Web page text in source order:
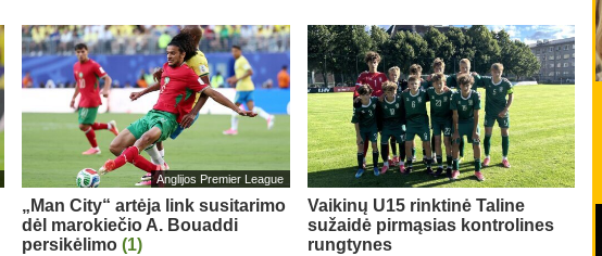
Anglijos Premier League
„Man City“ artėja link susitarimo
dėl marokiečio A. Bouaddi
persikėlimo(1)
Vaikinų U15 rinktinė Taline
sužaidė pirmąsias kontrolines
rungtynes